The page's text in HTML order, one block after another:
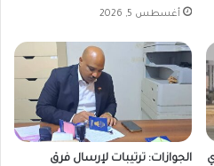
أغسطس 5, 2026
الجوازات: ترتيبات لإرسال فرق